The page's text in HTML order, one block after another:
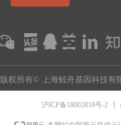
版权所有© 上海鲸舟基因科技有
沪ICP备18002818号-2